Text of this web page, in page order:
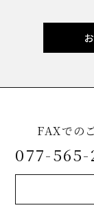
FAXでの
077-565-